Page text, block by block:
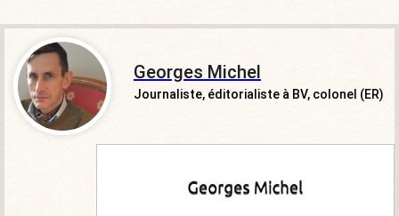
Georges Michel
Journaliste, éditorialiste à BV, colonel (ER)